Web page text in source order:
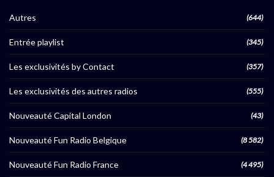
Autres (644)
Entrée playlist (345)
Les exclusivités by Contact (357)
Les exclusivités des autres radios (555)
Nouveauté Capital London (43)
Nouveauté Fun Radio Belgique (8 582)
Nouveauté Fun Radio France (4 495)